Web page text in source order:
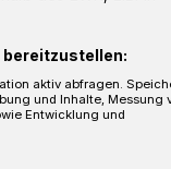
bereitzustellen:
aktiv abfragen.
und Inhalte, Messung
Entwicklung und